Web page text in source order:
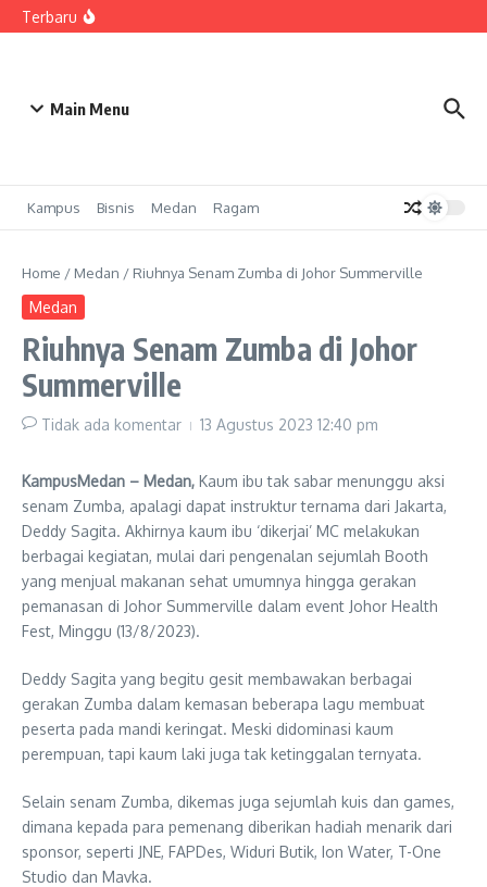
Lewati ke konten
Terbaru
UNPRI Akselerasi Program Smart Zero Waste Berdampak
UNPRI Pekanbaru Gandeng KADIN Riau Bekali 250 Peserta
Main Menu
Kampus Bisnis Medan Ragam
Home / Medan / Riuhnya Senam Zumba di Johor Summerville
Medan
Riuhnya Senam Zumba di Johor
Summerville
Tidak ada komentar 13 Agustus 2023 12:40 pm
KampusMedan – Medan, Kaum ibu tak sabar menunggu aksi
senam Zumba, apalagi dapat instruktur ternama dari Jakarta,
Deddy Sagita. Akhirnya kaum ibu ‘dikerjai’ MC melakukan
berbagai kegiatan, mulai dari pengenalan sejumlah Booth
yang menjual makanan sehat umumnya hingga gerakan
pemanasan di Johor Summerville dalam event Johor Health
Fest, Minggu (13/8/2023).
Deddy Sagita yang begitu gesit membawakan berbagai
gerakan Zumba dalam kemasan beberapa lagu membuat
peserta pada mandi keringat. Meski didominasi kaum
perempuan, tapi kaum laki juga tak ketinggalan ternyata.
Selain senam Zumba, dikemas juga sejumlah kuis dan games,
dimana kepada para pemenang diberikan hadiah menarik dari
sponsor, seperti JNE, FAPDes, Widuri Butik, Ion Water, T-One
Studio dan Mavka.